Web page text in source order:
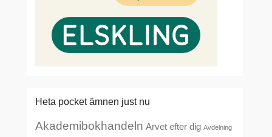
Heta pocket ämnen just nu
Akademibokhandeln Arvet efter dig Avdelning